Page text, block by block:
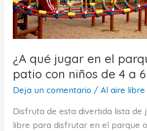
¿A qué jugar en el
patio con niños de 4 a
Deja un comentario /Al aire libre
Disfruta de esta divertida lista de
libre para disfrutar en el parque